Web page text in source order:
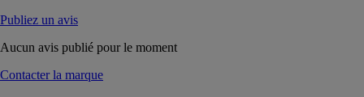
Publiez un avis
Aucun avis publié pour le moment
Contacter la marque